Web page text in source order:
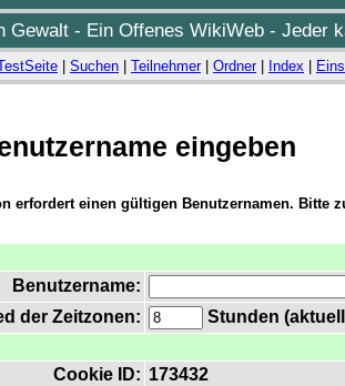
Gewalt - Ein Offenes WikiWeb - Jeder
Suchen Teilnehmer| Ordner| Index
eingeben
erfordert einen gültigen Benutzernamen. Bitte
Benutzername:
der Zeitzonen:
Stunden
Cookie ID: 173432